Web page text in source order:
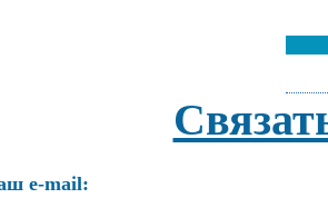
e-mail: